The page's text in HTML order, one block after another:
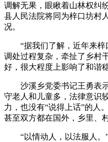
调解无果，眼瞅着山林权纠
县人民法院将同为梓口坊村
况。
“据我们了解，近年来梓
调处过程复杂，牵扯了乡村
好，很大程度上影响了和谐
沙溪乡党委书记王勇表示
守老人和儿童多，法律意识
力，也没有“说得上话”的人
甚至双方都在国外，乡里、
“以情动人，以法服人。”